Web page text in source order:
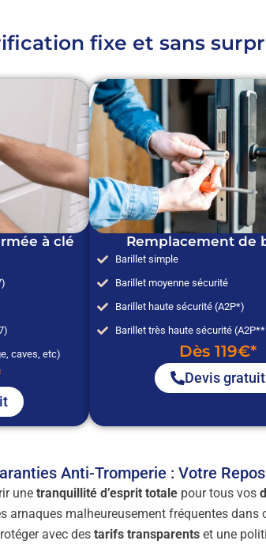
fixe et sans
à clé
caves, etc)
Remplacement de
Barillet simple
Barillet moyenne sécurité
Barillet haute sécurité (A2P*)
Barillet très haute sécurité
Dès 119€*
Devis gratuit
Anti-Tromperie : Votre
une tranquillité d’esprit totale pour tous vos
arnaques malheureusement fréquentes dans
avec des tarifs transparents et une